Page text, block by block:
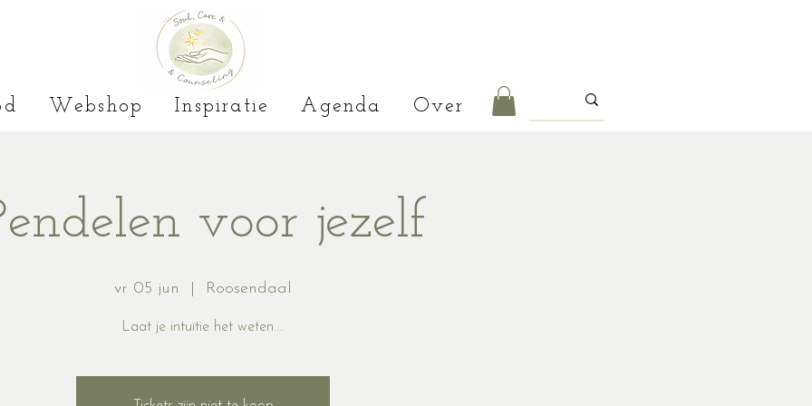
Webshop Inspiratie Agenda Over
voor jezelf
vr 05 jun Roosendaal
Laat je intuïtie het weten....